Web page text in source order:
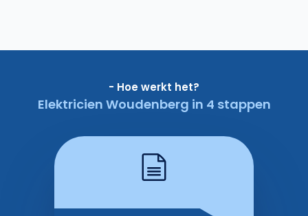
- Hoe werkt het?
Elektricien Woudenberg in 4 stappen